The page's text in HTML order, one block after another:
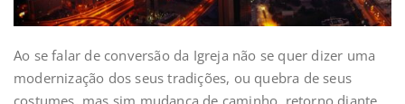
Ao se falar de conversão da Igreja não se quer dizer uma
modernização dos seus tradições, ou quebra de seus